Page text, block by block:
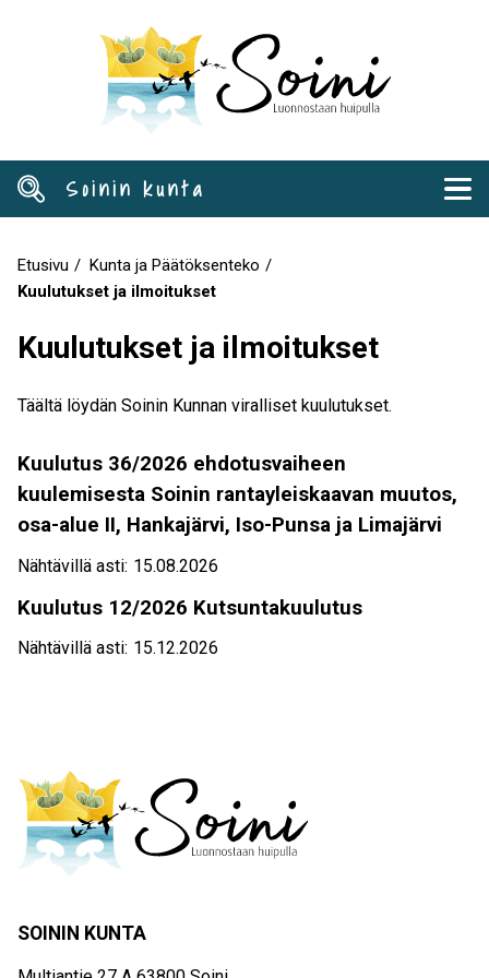
Soinin kunta
Murupolku
Etusivu
Kunta ja Päätöksenteko
Kuulutukset ja ilmoitukset
Kuulutukset ja ilmoitukset
Täältä löydän Soinin Kunnan viralliset kuulutukset.
Kuulutus 36/2026 ehdotusvaiheen
kuulemisesta Soinin rantayleiskaavan muutos,
osa-alue II, Hankajärvi, Iso-Punsa ja Limajärvi
Nähtävillä asti: 15.08.2026
Kuulutus 12/2026 Kutsuntakuulutus
Nähtävillä asti: 15.12.2026
SOININ KUNTA